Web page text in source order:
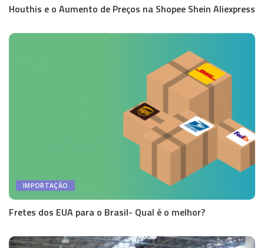
Houthis e o Aumento de Preços na Shopee Shein Aliexpress
IMPORTAÇÃO
Fretes dos EUA para o Brasil- Qual é o melhor?